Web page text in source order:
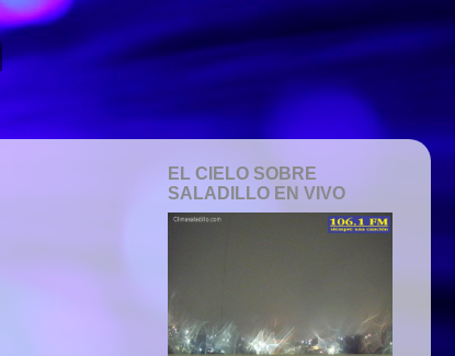
EL CIELO SOBRE
SALADILLO EN VIVO